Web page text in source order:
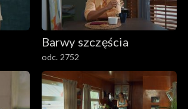
Barwy szczęścia
odc. 2752